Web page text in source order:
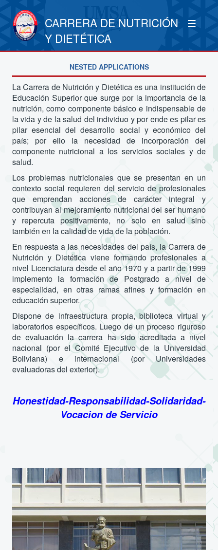
CARRERA DE NUTRICIÓN
Y DIETÉTICA
NESTED APPLICATIONS
La Carrera de Nutrición y Dietética es una institución de
Educación Superior que surge por la importancia de la
nutrición, como componente básico e indispensable de
la vida y de la salud del individuo y por ende es pilar es
pilar esencial del desarrollo social y económico del
país; por ello la necesidad de incorporación del
componente nutricional a los servicios sociales y de
salud.
Los problemas nutricionales que se presentan en un
contexto social requieren del servicio de profesionales
que emprendan acciones de carácter integral y
contribuyan al mejoramiento nutricional del ser humano
y repercuta positivamente, no solo en salud sino
también en la calidad de vida de la población.
En respuesta a las necesidades del país, la Carrera de
Nutrición y Dietética viene formando profesionales a
nivel Licenciatura desde el año 1970 y a partir de 1999
implemento la formación de Postgrado a nivel de
especialidad, en otras ramas afines y formación en
educación superior.
Dispone de infraestructura propia, biblioteca virtual y
laboratorios específicos. Luego de un proceso riguroso
de evaluación la carrera ha sido acreditada a nivel
nacional (por el Comité Ejecutivo de la Universidad
Boliviana) e internacional (por Universidades
evaluadoras del exterior).
Honestidad-Responsabilidad-Solidaridad-
Vocacion de Servicio